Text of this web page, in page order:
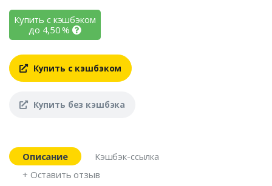
Купить с кэшбэком
до 4,50%
Купить с кэшбэком
Купить без кэшбэка
Описание
Кэшбэк-ссылка
+ Оставить отзыв